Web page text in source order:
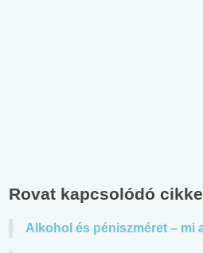
Rovat kapcsolódó
Alkohol és péniszméret – mi